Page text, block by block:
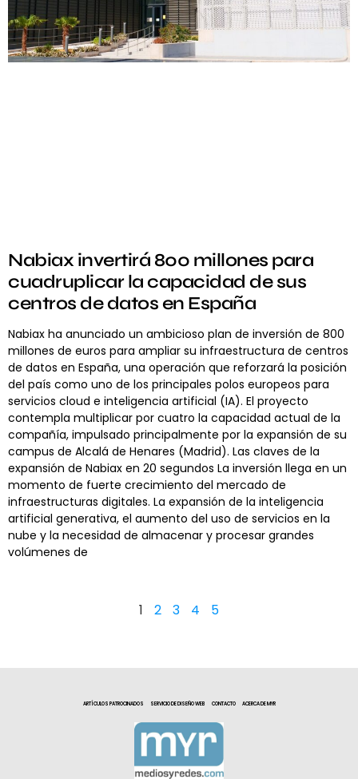
Nabiax invertirá 800 millones para
cuadruplicar la capacidad de sus
centros de datos en España
Nabiax ha anunciado un ambicioso plan de inversión de 800
millones de euros para ampliar su infraestructura de centros
de datos en España, una operación que reforzará la posición
del país como uno de los principales polos europeos para
servicios cloud e inteligencia artificial (IA). El proyecto
contempla multiplicar por cuatro la capacidad actual de la
compañía, impulsado principalmente por la expansión de su
campus de Alcalá de Henares (Madrid). Las claves de la
expansión de Nabiax en 20 segundos La inversión llega en un
momento de fuerte crecimiento del mercado de
infraestructuras digitales. La expansión de la inteligencia
artificial generativa, el aumento del uso de servicios en la
nube y la necesidad de almacenar y procesar grandes
volúmenes de
1 2 3 4 5
ARTÍCULOS PATROCINADOS SERVICIO DE DISEÑO WEB CONTACTO ACERCA DE MYR